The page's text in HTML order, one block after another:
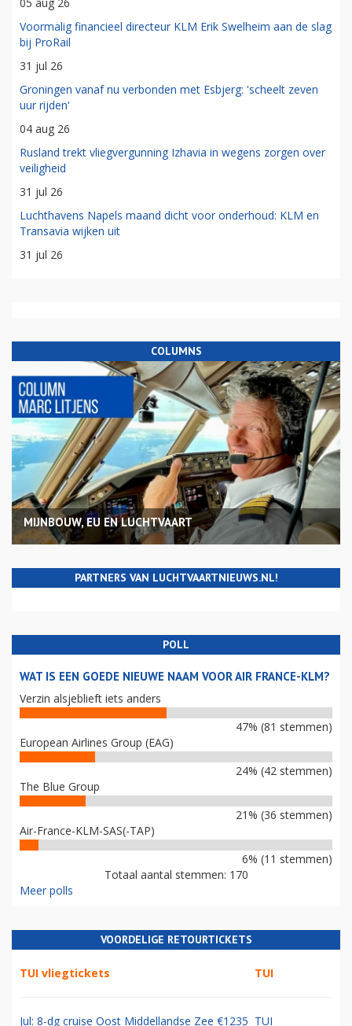
Voormalig financieel directeur KLM Erik Swelheim aan de slag
bij ProRail
31 jul 26
Groningen vanaf nu verbonden met Esbjerg: 'scheelt zeven
uur rijden'
04 aug 26
Rusland trekt vliegvergunning Izhavia in wegens zorgen over
veiligheid
31 jul 26
Luchthavens Napels maand dicht voor onderhoud: KLM en
Transavia wijken uit
31 jul 26
COLUMNS
MIJNBOUW, EU EN LUCHTVAART
PARTNERS VAN LUCHTVAARTNIEUWS.NL!
POLL
WAT IS EEN GOEDE NIEUWE NAAM VOOR AIR FRANCE-KLM?
Verzin alsjeblieft iets anders
47% (81 stemmen)
European Airlines Group (EAG)
24% (42 stemmen)
The Blue Group
21% (36 stemmen)
Air-France-KLM-SAS(-TAP)
6% (11 stemmen)
Totaal aantal stemmen: 170
Meer polls
VOORDELIGE RETOURTICKETS
TUI vliegtickets TUI
Jul: 8-dg cruise Oost Middellandse Zee €1235 TUI